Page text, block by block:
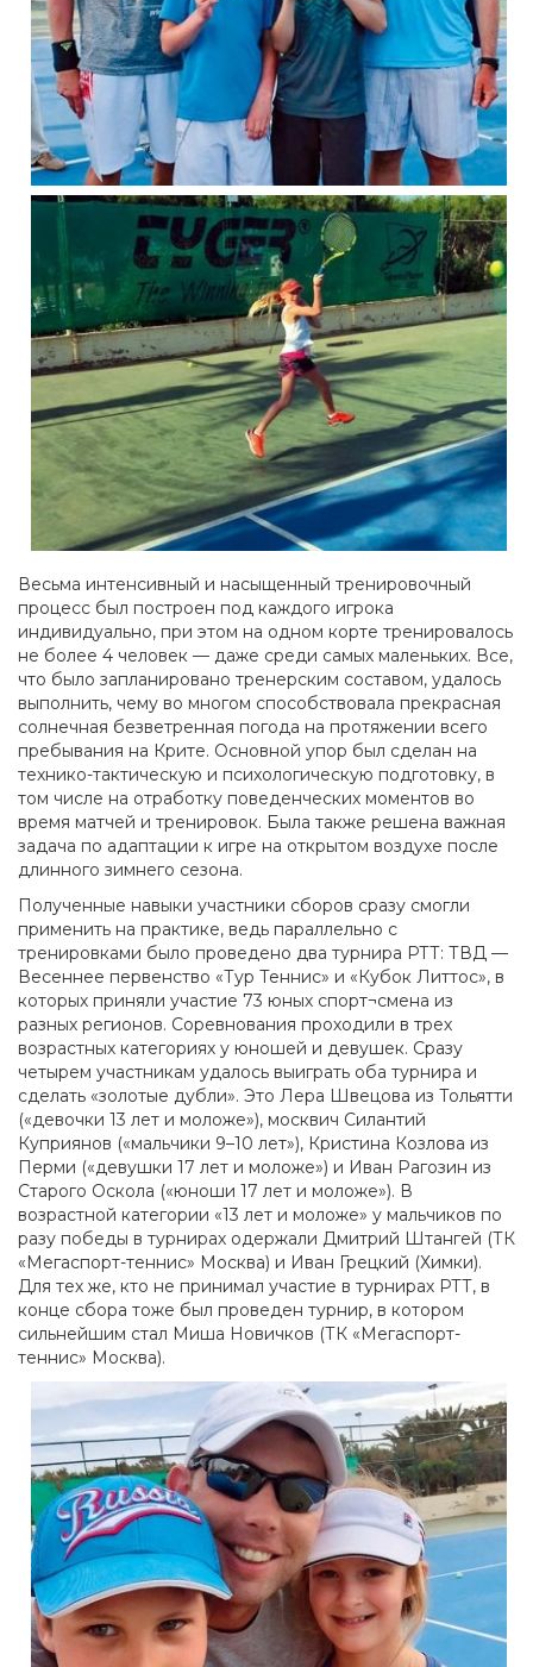
Весьма интенсивный и насыщенный тренировочный
процесс был построен под каждого игрока
индивидуально, при этом на одном корте тренировалось
не более 4 человек — даже среди самых маленьких. Все,
что было запланировано тренерским составом, удалось
выполнить, чему во многом способствовала прекрасная
солнечная безветренная погода на протяжении всего
пребывания на Крите. Основной упор был сделан на
технико-тактическую и психологическую подготовку, в
том числе на отработку поведенческих моментов во
время матчей и тренировок. Была также решена важная
задача по адаптации к игре на открытом воздухе после
длинного зимнего сезона.
Полученные навыки участники сборов сразу смогли
применить на практике, ведь параллельно с
тренировками было проведено два турнира РТТ: ТВД —
Весеннее первенство «Тур Теннис» и «Кубок Литтос», в
которых приняли участие 73 юных спорт¬смена из
разных регионов. Соревнования проходили в трех
возрастных категориях у юношей и девушек. Сразу
четырем участникам удалось выиграть оба турнира и
сделать «золотые дубли». Это Лера Швецова из Тольятти
(«девочки 13 лет и моложе»), москвич Силантий
Куприянов («мальчики 9–10 лет»), Кристина Козлова из
Перми («девушки 17 лет и моложе») и Иван Рагозин из
Старого Оскола («юноши 17 лет и моложе»). В
возрастной категории «13 лет и моложе» у мальчиков по
разу победы в турнирах одержали Дмитрий Штангей (ТК
«Мегаспорт-теннис» Москва) и Иван Грецкий (Химки).
Для тех же, кто не принимал участие в турнирах РТТ, в
конце сбора тоже был проведен турнир, в котором
сильнейшим стал Миша Новичков (ТК «Мегаспорт-
теннис» Москва).